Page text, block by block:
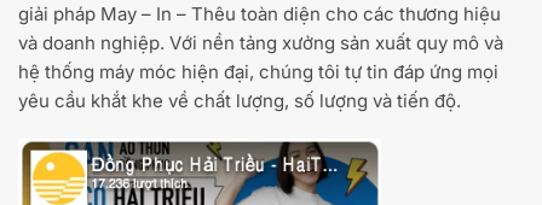
giải pháp May – In – Thêu toàn diện cho các thương hiệu
và doanh nghiệp. Với nền tảng xưởng sản xuất quy mô và
hệ thống máy móc hiện đại, chúng tôi tự tin đáp ứng mọi
yêu cầu khắt khe về chất lượng, số lượng và tiến độ.